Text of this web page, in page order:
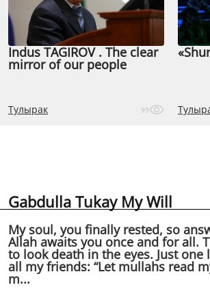
Indus TAGIROV . The clear
mirror of our people
Тулырак 99
Gabdulla Tukay My Will
My soul, you finally rested, so
Allah awaits you once and for all.
to look death in the eyes. Just one
all my friends: “Let mullahs read
m...